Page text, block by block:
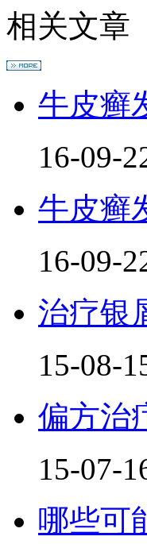
相关文章
牛皮癣
16-09-
牛皮癣
16-09-
治疗银
15-08-
偏方治
15-07-
哪些可